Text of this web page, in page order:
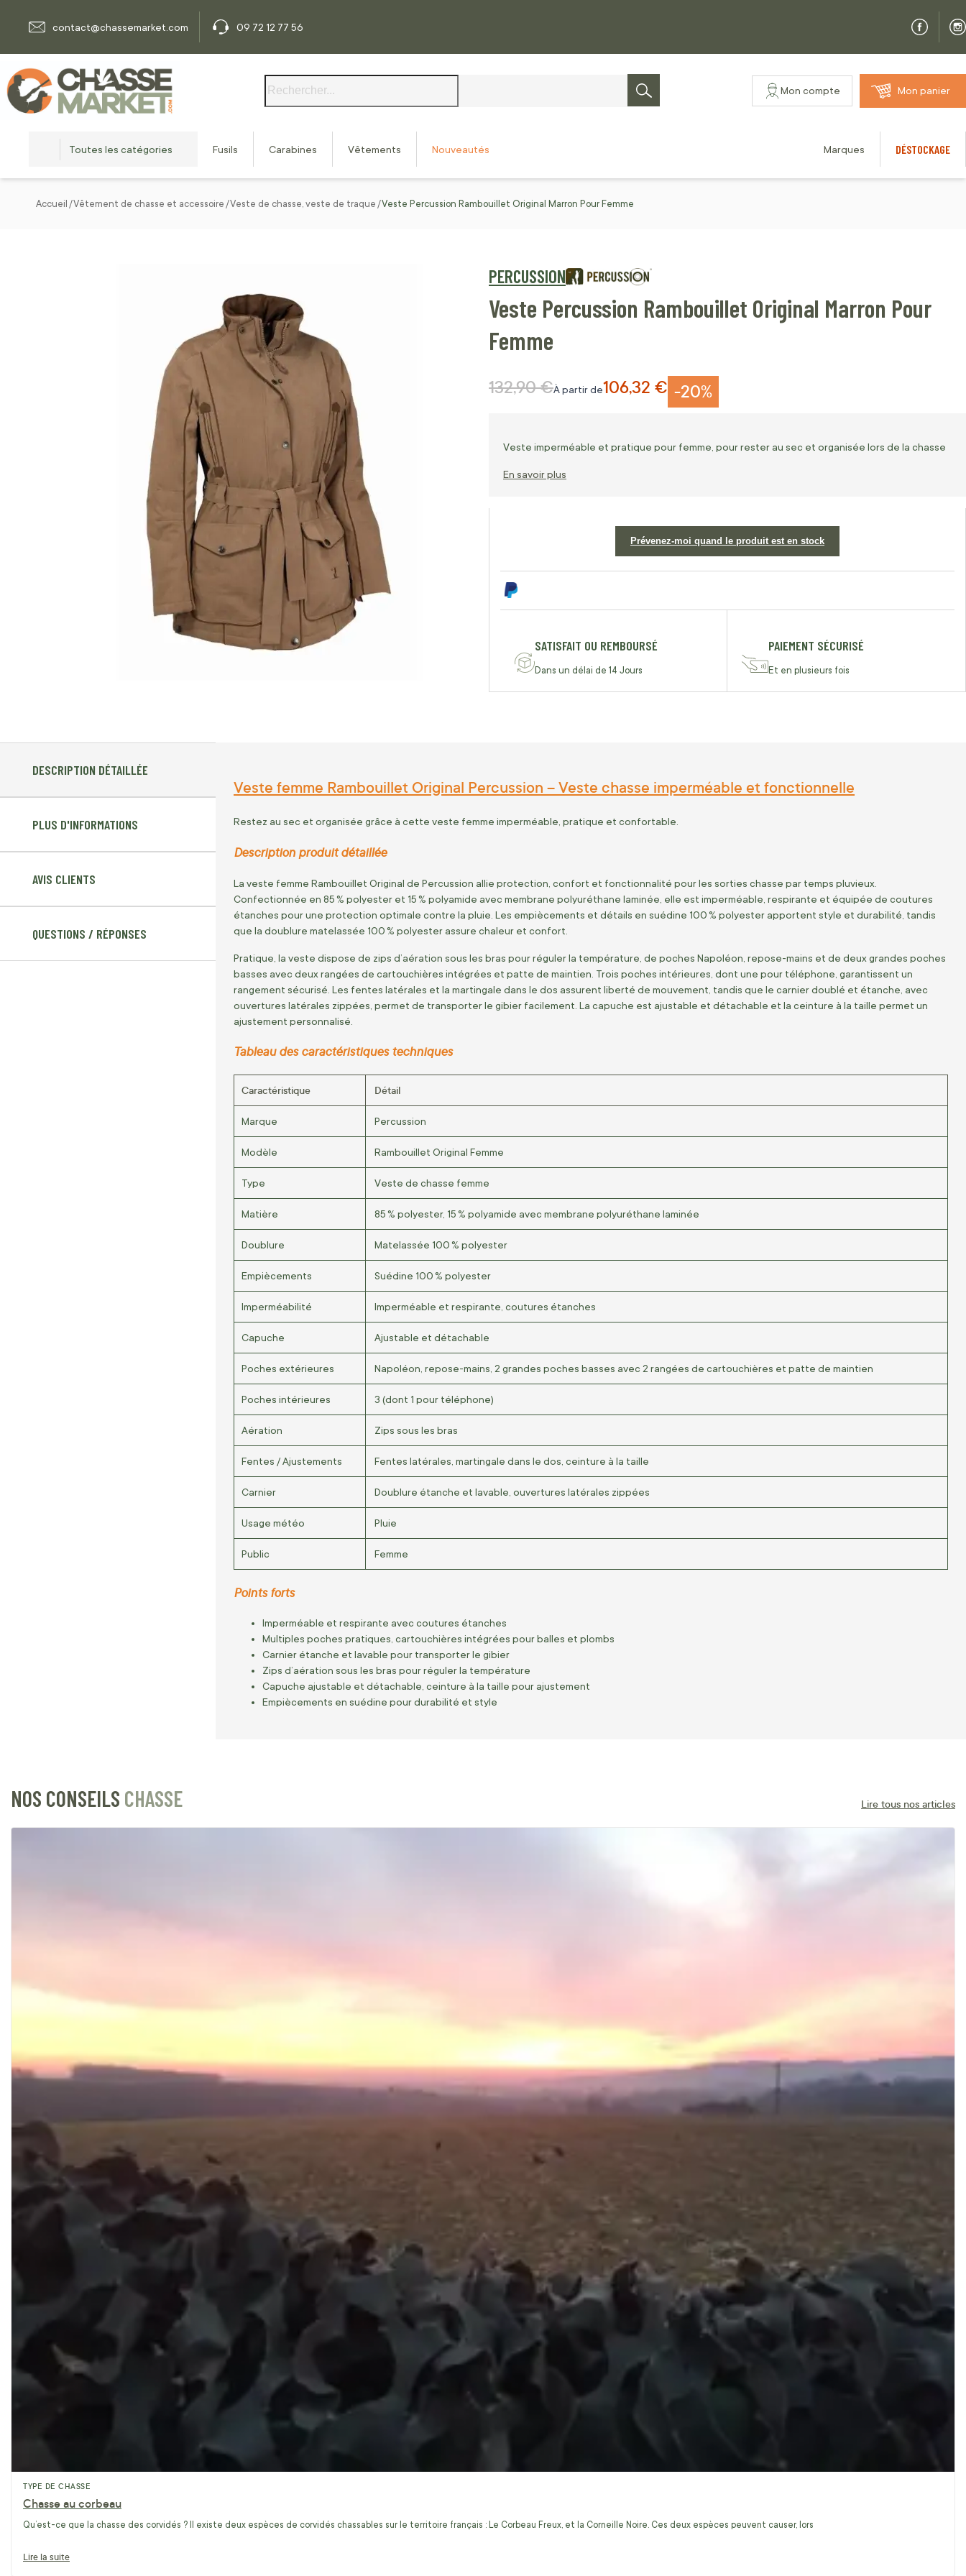
contact@chassemarket.com
09 72 12 77 56
Rechercher
Mon compte Mon panier
Toutes les catégories Fusils Carabines Vêtements Nouveautés Marques DÉSTOCKAGE
Accueil Vêtement de chasse et accessoire Veste de chasse, veste de traque Veste Percussion Rambouillet Original Marron Pour Femme
PERCUSSION
Veste Percussion Rambouillet Original Marron Pour
Femme
-20%
À partir de106,32 €
Prix normal
132,90 €
Veste imperméable et pratique pour femme, pour rester au sec et organisée lors de la chasse
En savoir plus
Prévenez-moi quand le produit est en stock
SATISFAIT OU REMBOURSÉ
Dans un délai de 14 Jours
PAIEMENT SÉCURISÉ
Et en plusieurs fois
DESCRIPTION DÉTAILLÉE
PLUS D'INFORMATIONS
AVIS CLIENTS
QUESTIONS / RÉPONSES
Veste femme Rambouillet Original Percussion – Veste chasse imperméable et fonctionnelle
Restez au sec et organisée grâce à cette veste femme imperméable, pratique et confortable.
Description produit détaillée
La veste femme Rambouillet Original de Percussion allie protection, confort et fonctionnalité pour les sorties chasse par temps pluvieux.
Confectionnée en 85 % polyester et 15 % polyamide avec membrane polyuréthane laminée, elle est imperméable, respirante et équipée de coutures
étanches pour une protection optimale contre la pluie. Les empiècements et détails en suédine 100 % polyester apportent style et durabilité, tandis
que la doublure matelassée 100 % polyester assure chaleur et confort.
Pratique, la veste dispose de zips d’aération sous les bras pour réguler la température, de poches Napoléon, repose-mains et de deux grandes poches
basses avec deux rangées de cartouchières intégrées et patte de maintien. Trois poches intérieures, dont une pour téléphone, garantissent un
rangement sécurisé. Les fentes latérales et la martingale dans le dos assurent liberté de mouvement, tandis que le carnier doublé et étanche, avec
ouvertures latérales zippées, permet de transporter le gibier facilement. La capuche est ajustable et détachable et la ceinture à la taille permet un
ajustement personnalisé.
Tableau des caractéristiques techniques
Caractéristique Détail
Marque Percussion
Modèle Rambouillet Original Femme
Type Veste de chasse femme
Matière 85 % polyester, 15 % polyamide avec membrane polyuréthane laminée
Doublure Matelassée 100 % polyester
Empiècements Suédine 100 % polyester
Imperméabilité Imperméable et respirante, coutures étanches
Capuche Ajustable et détachable
Poches extérieures Napoléon, repose-mains, 2 grandes poches basses avec 2 rangées de cartouchières et patte de maintien
Poches intérieures 3 (dont 1 pour téléphone)
Aération Zips sous les bras
Fentes / Ajustements Fentes latérales, martingale dans le dos, ceinture à la taille
Carnier Doublure étanche et lavable, ouvertures latérales zippées
Usage météo Pluie
Public Femme
Points forts
Imperméable et respirante avec coutures étanches
Multiples poches pratiques, cartouchières intégrées pour balles et plombs
Carnier étanche et lavable pour transporter le gibier
Zips d’aération sous les bras pour réguler la température
Capuche ajustable et détachable, ceinture à la taille pour ajustement
Empiècements en suédine pour durabilité et style
NOS CONSEILS CHASSE Lire tous nos articles
TYPE DE CHASSE
Chasse au corbeau
Qu’est-ce que la chasse des corvidés ? Il existe deux espèces de corvidés chassables sur le territoire français : Le Corbeau Freux, et la Corneille Noire. Ces deux espèces peuvent causer, lors
Lire la suite